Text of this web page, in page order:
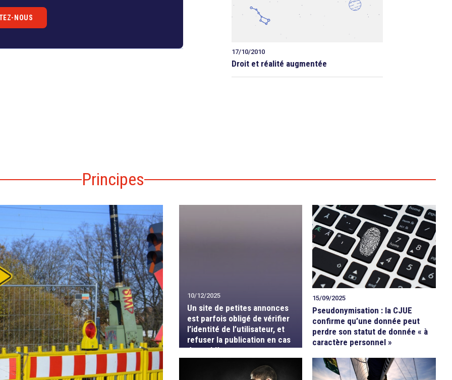
NOUS
17/10/2010
Droit et réalité augmentée
Principes
10/12/2025
Un site de petites annonces
est parfois obligé de vérifier
l’identité de l’utilisateur, et
refuser la publication en cas
de problème
15/09/2025
Pseudonymisation : la CJUE
confirme qu’une donnée peut
perdre son statut de donnée « à
caractère personnel »